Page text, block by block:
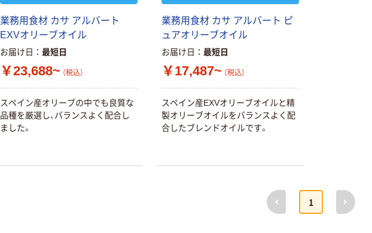
業務用食材 カサ アルバート
EXVオリーブオイル
お届け日 最短日
￥23,688~ （税込）
スペイン産オリーブの中でも良質な
品種を厳選し、バランスよく配合し
ました。
業務用食材 カサ アルバート ピ
ュアオリーブオイル
お届け日 最短日
￥17,487~ （税込）
スペイン産EXVオリーブオイルと精
製オリーブオイルをバランスよく配
合したブレンドオイルです。
前へ
1
次へ